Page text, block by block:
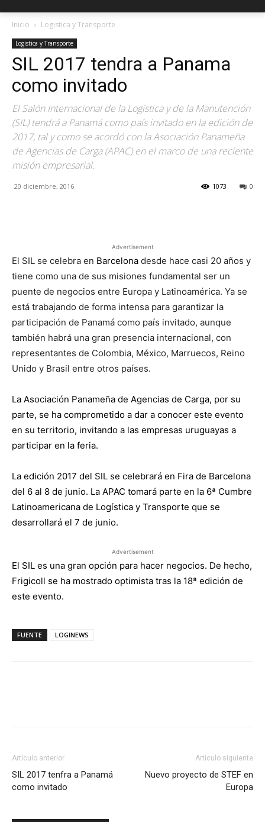
Inicio Logistica y Transporte
Logistica y Transporte
SIL 2017 tendra a Panama
como invitado
El Salón Internacional de la Logística y de la Manutención
(SIL) tendrá a Panamá como país invitado en la edición de
2017, tal y como se acordó con la Asociación Panameña
de Agencias de Carga (APAC) en el marco de una reciente
misión empresarial.
20 diciembre, 2016 0
1073
Advertisement
El SIL se celebra en Barcelona desde hace casi 20 años y
tiene como una de sus misiones fundamental ser un
puente de negocios entre Europa y Latinoamérica. Ya se
está trabajando de forma intensa para garantizar la
participación de Panamá como país invitado, aunque
también habrá una gran presencia internacional, con
representantes de Colombia, México, Marruecos, Reino
Unido y Brasil entre otros países.
La Asociación Panameña de Agencias de Carga, por su
parte, se ha comprometido a dar a conocer este evento
en su territorio, invitando a las empresas uruguayas a
participar en la feria.
La edición 2017 del SIL se celebrará en Fira de Barcelona
del 6 al 8 de junio. La APAC tomará parte en la 6ª Cumbre
Latinoamericana de Logística y Transporte que se
desarrollará el 7 de junio.
Advertisement
El SIL es una gran opción para hacer negocios. De hecho,
Frigicoll se ha mostrado optimista tras la 18ª edición de
este evento.
FUENTE LOGINEWS
Artículo anterior
SIL 2017 tenfra a Panamá
como invitado
Artículo siguiente
Nuevo proyecto de STEF en
Europa